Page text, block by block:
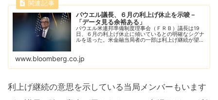
パウエル議長、６月の利上げ休止を示唆－
「データ見る余裕ある」
パウエル米連邦準備制度理事会（ＦＲＢ）議長は19
日、６月の利上げ休止に傾いているとの明確なシグナ
ルを送った。米金融当局者の一部は利上げ継続が望ま
www.bloomberg.co.jp
利上げ継続の意思を示している当局メンバーもいます